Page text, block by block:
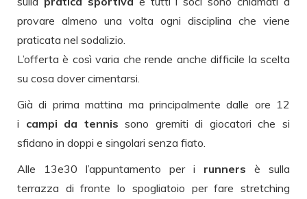
provare almeno una volta ogni disciplina che viene
praticata nel sodalizio.
L’offerta è così varia che rende anche difficile la scelta
su cosa dover cimentarsi.
Già di prima mattina ma principalmente dalle ore 12
i campi da tennis sono gremiti di giocatori che si
sfidano in doppi e singolari senza fiato.
Alle 13e30 l’appuntamento per i runners è sulla
terrazza di fronte lo spogliatoio per fare stretching